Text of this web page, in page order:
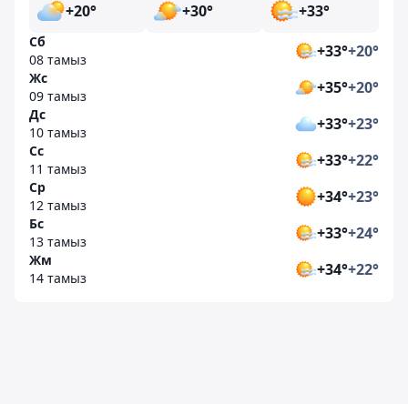
+20° +30° +33°
Сб
08 тамыз
+33°+20°
Жс
09 тамыз
+35°+20°
Дс
10 тамыз
+33°+23°
Сс
11 тамыз
+33°+22°
Ср
12 тамыз
+34°+23°
Бс
13 тамыз
+33°+24°
Жм
14 тамыз
+34°+22°